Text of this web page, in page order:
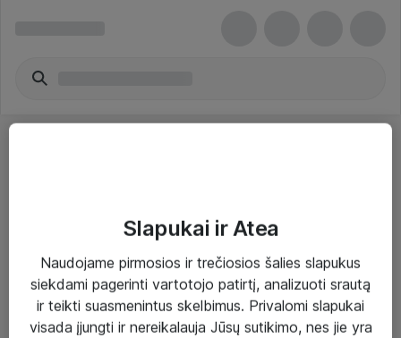
Paslaugos
Sprendimai
Slapukai ir Atea
Naudojame pirmosios ir trečiosios šalies slapukus
siekdami pagerinti vartotojo patirtį, analizuoti srautą
ir teikti suasmenintus skelbimus. Privalomi slapukai
visada įjungti ir nereikalauja Jūsų sutikimo, nes jie yra